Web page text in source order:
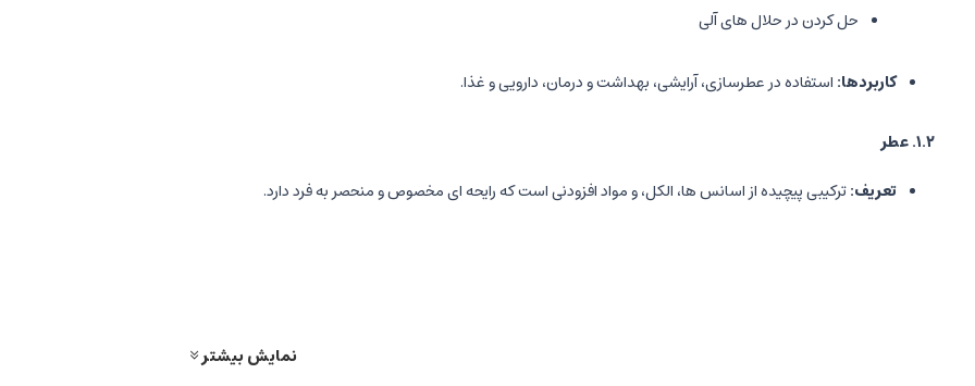
حل کردن در حلال های آلی
کاربردها: استفاده در عطرسازی، آرایشی، بهداشت و درمان، دارویی و غذا.
۱.۲.عطر
تعریف:ترکیبی پیچیده از اسانس ها، الکل، و مواد افزودنی است که رایحه ای مخصوص و منحصر به فرد دارد.
نمایش بیشتر